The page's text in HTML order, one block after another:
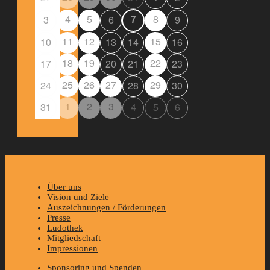
3
4 5 6 7 8
9
10
11 12 13 14 15
16
17
18 19 20 21 22
23
24
25 26 27 28 29
30
31
1 2 3 4 5 6
Über uns
Vision und Ziele
Auszeichnungen / Förderungen
Presse
Ludothek
Mitgliedschaft
Impressionen
Sponsoring und Spenden